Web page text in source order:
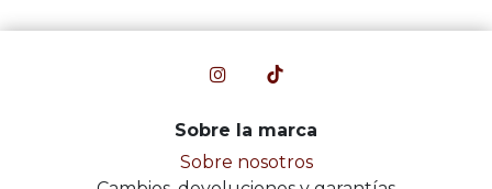
Sobre la marca
Sobre nosotros